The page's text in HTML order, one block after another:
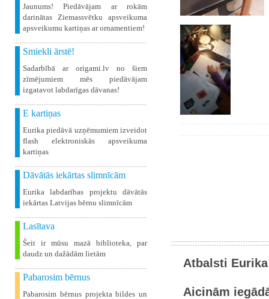
Jaunums! Piedāvājam ar rokām
darinātas Ziemassvētku apsveikuma
apsveikumu kartiņas ar ornamentiem!
Smiekli ārstē!
Sadarbībā ar origami.lv no šiem
zīmējumiem mēs piedāvājam
izgatavot labdarīgas dāvanas!
E kartiņas
Eurika piedāvā uzņēmumiem izveidot
flash elektroniskās apsveikuma
kartiņas
Dāvātās iekārtas slimnīcām
Eurika labdarības projektu dāvātās
iekārtas Latvijas bērnu slimnīcām
Lasītava
Šeit ir mūsu mazā biblioteka, par
daudz un dažādām lietām
Pabarosim bērnus
Pabarosim bērnus projekta bildes un
Atbalsti
Aicinām